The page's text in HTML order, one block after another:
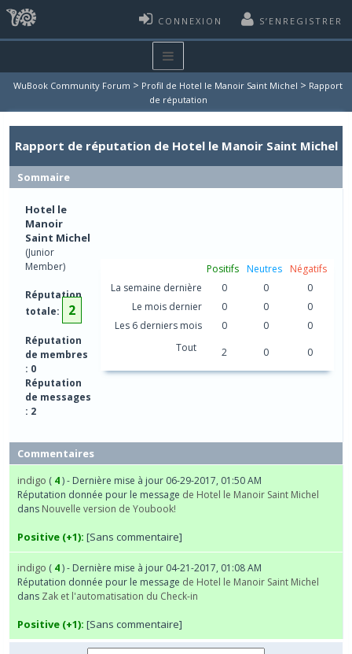
CONNEXION S’ENREGISTRER
WuBook Community Forum > Profil de Hotel le Manoir Saint Michel > Rapport
de réputation
Rapport de réputation de Hotel le Manoir Saint Michel
Sommaire
Hotel le
Manoir
Saint Michel
(Junior
Member)
Réputation
totale:
2
Réputation
de membres
: 0
Réputation
de messages
: 2
Positifs Neutres
Négatifs
La semaine dernière
0 0
0
Le mois dernier
0 0
0
Les 6 derniers mois
0 0
0
Tout
2 0 0
Commentaires
indigo ( 4) - Dernière mise à jour 06-29-2017, 01:50 AM
Réputation donnée pour le message de Hotel le Manoir Saint Michel
dans Nouvelle version de Youbook!
Positive (+1): [Sans commentaire]
indigo ( 4) - Dernière mise à jour 04-21-2017, 01:08 AM
Réputation donnée pour le message de Hotel le Manoir Saint Michel
dans Zak et l'automatisation du Check-in
Positive (+1): [Sans commentaire]